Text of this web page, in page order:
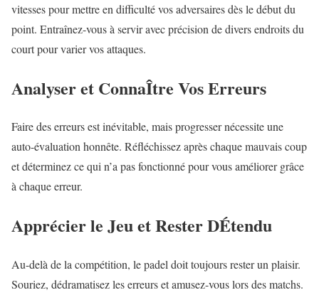
vitesses pour mettre en difficulté vos adversaires dès le début du
point. Entraînez-vous à servir avec précision de divers endroits du
court pour varier vos attaques.
Analyser et ConnaÎtre Vos Erreurs
Faire des erreurs est inévitable, mais progresser nécessite une
auto-évaluation honnête. Réfléchissez après chaque mauvais coup
et déterminez ce qui n’a pas fonctionné pour vous améliorer grâce
à chaque erreur.
Apprécier le Jeu et Rester DÉtendu
Au-delà de la compétition, le padel doit toujours rester un plaisir.
Souriez, dédramatisez les erreurs et amusez-vous lors des matchs.